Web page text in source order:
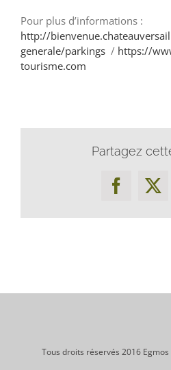
Pour plus d’informations :
http://
generale/parkings / https://
tourisme.com
Partagez
Facebook
X
Tous droits réservés 2016 Egmos